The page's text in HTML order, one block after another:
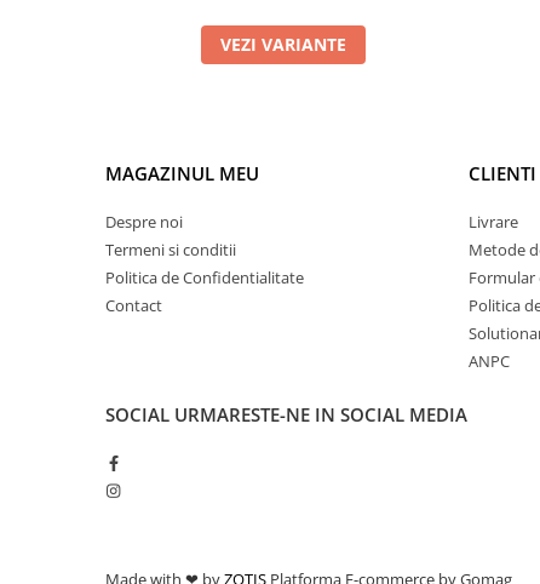
VEZI VARIANTE
MAGAZINUL MEU
Despre noi
Termeni si conditii
Politica de Confidentialitate
Contact
CLIENTI
Livrare
Metode
Formular
Politica
ANPC
SOCIAL URMARESTE-NE IN SOCIAL MEDIA
Made with ❤ byZOTIS Platforma E-commerce by Gomag